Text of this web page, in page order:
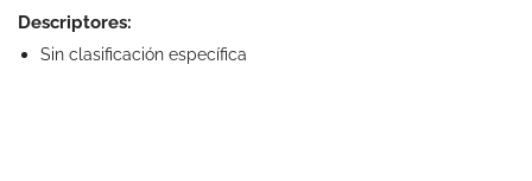
Descriptores:
Sin clasificación específica